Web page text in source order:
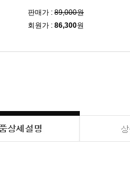
판매가 : 89,000원
회원가 : 86,300원